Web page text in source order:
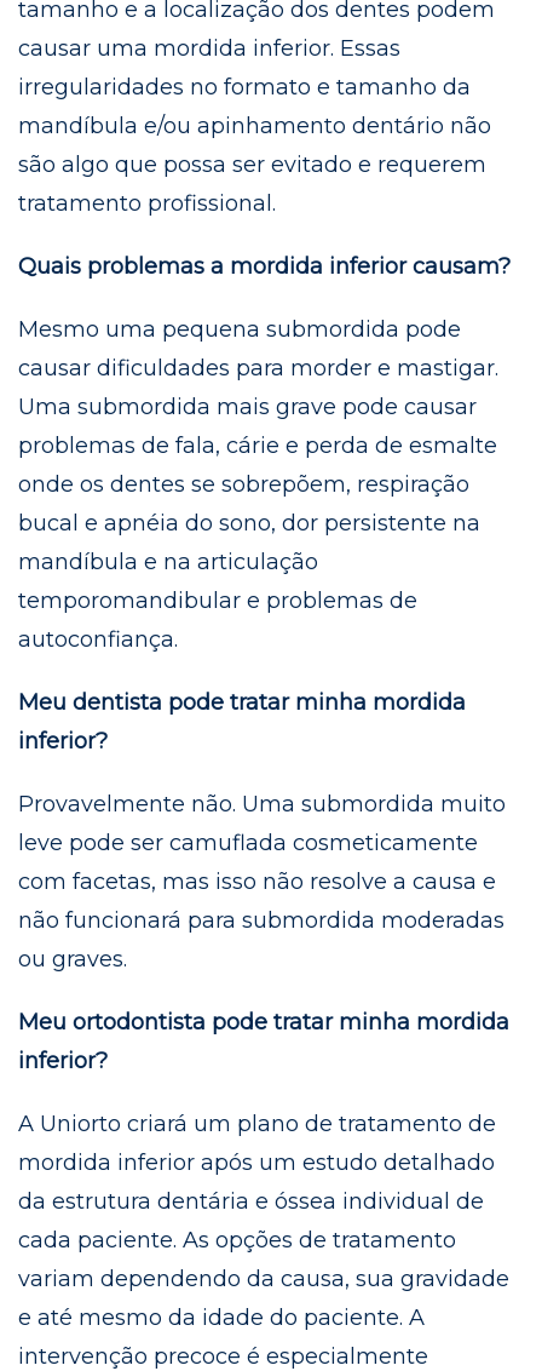
tamanho e a localização dos dentes podem
causar uma mordida inferior. Essas
irregularidades no formato e tamanho da
mandíbula e/ou apinhamento dentário não
são algo que possa ser evitado e requerem
tratamento profissional.
Quais problemas a mordida inferior causam?
Mesmo uma pequena submordida pode
causar dificuldades para morder e mastigar.
Uma submordida mais grave pode causar
problemas de fala, cárie e perda de esmalte
onde os dentes se sobrepõem, respiração
bucal e apnéia do sono, dor persistente na
mandíbula e na articulação
temporomandibular e problemas de
autoconfiança.
Meu dentista pode tratar minha mordida
inferior?
Provavelmente não. Uma submordida muito
leve pode ser camuflada cosmeticamente
com facetas, mas isso não resolve a causa e
não funcionará para submordida moderadas
ou graves.
Meu ortodontista pode tratar minha mordida
inferior?
A Uniorto criará um plano de tratamento de
mordida inferior após um estudo detalhado
da estrutura dentária e óssea individual de
cada paciente. As opções de tratamento
variam dependendo da causa, sua gravidade
e até mesmo da idade do paciente. A
intervenção precoce é especialmente